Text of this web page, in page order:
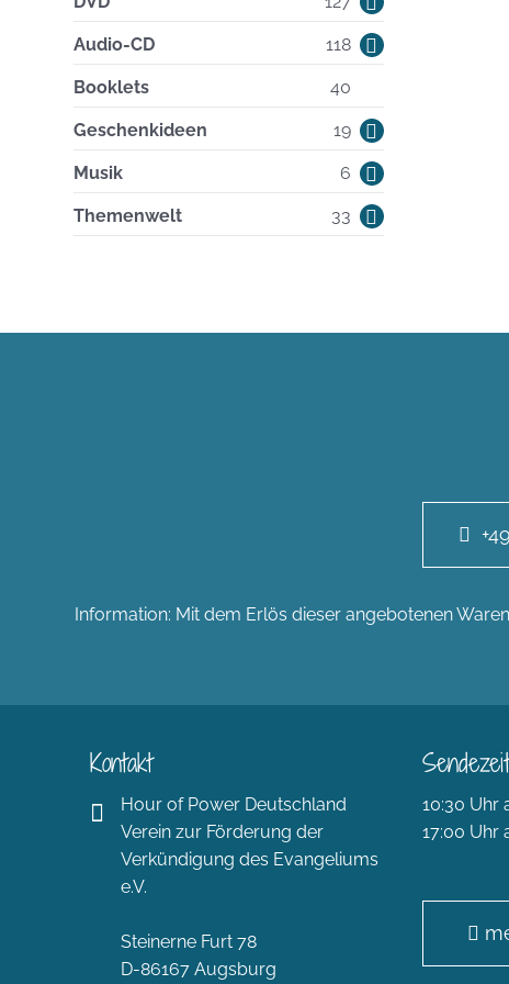
Produkte
Audio-CD 118118
Booklets 4040
Produkte
Geschenkideen 1919
Produkte
Musik 66
Produkte
Themenwelt 3333
Information: Mit dem Erlös dieser angebotenen
Kontakt
Hour of Power Deutschland
Verein zur Förderung der
Verkündigung des Evangeliums
e.V.
Steinerne Furt 78
D-86167 Augsburg
10:30 Uhr
17:00 Uhr